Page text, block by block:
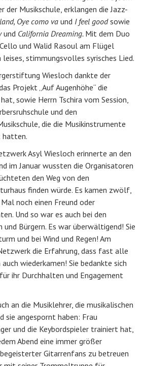
der Musikschule, erklangen die Jazz-
Oye como va und I feel goodsowie
und California Dreaming. Mit dem Duo
und Walid Rasoul am Flügel
stimmungsvolles syrisches Lied.
Wiesloch dankte der
Projekt „Auf Augenhöhe“ die
sowie Herrn Tschira vom Session,
und den
die die Musikinstrumente
hatten.
Asyl Wiesloch erinnerte an den
im Januar wussten die Organisatoren
den Weg von den
finden würde. Es kamen zwölf,
noch einen Freund oder
Und so war es auch bei den
und Bürgern. Es war überwältigend! Sie
und bei Wind und Regen! Am
die Erfahrung, dass fast alle
wiederkamen! Sie bedankte sich
ihr Durchhalten und Engagement
an die Musiklehrer, die musikalischen
sie angespornt haben: Frau
und die Keybordspieler trainiert hat,
Abend eine immer größer
Gitarrenfans zu betreuen